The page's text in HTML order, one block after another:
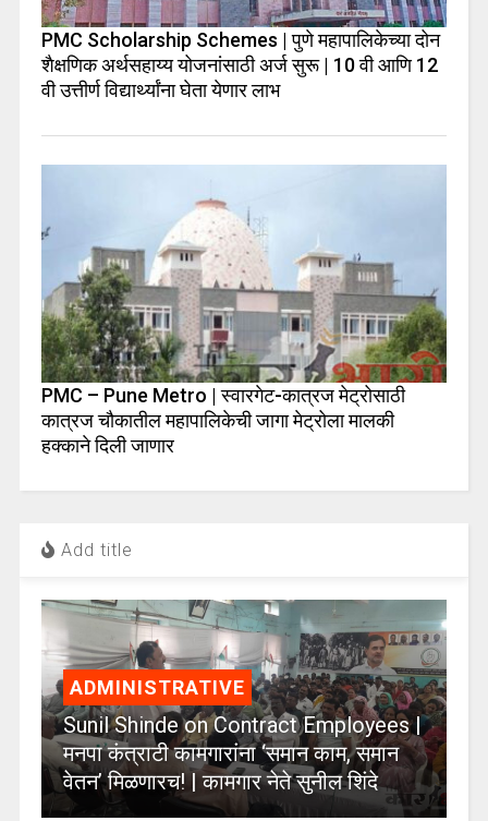
PMC Scholarship Schemes | पुणे महापालिकेच्या दोन
शैक्षणिक अर्थसहाय्य योजनांसाठी अर्ज सुरू | 10 वी आणि 12
वी उत्तीर्ण विद्यार्थ्यांना घेता येणार लाभ
PMC – Pune Metro | स्वारगेट-कात्रज मेट्रोसाठी
कात्रज चौकातील महापालिकेची जागा मेट्रोला मालकी
हक्काने दिली जाणार
Add title
ADMINISTRATIVE
Sunil Shinde on Contract Employees |
मनपा कंत्राटी कामगारांना ‘समान काम, समान
वेतन’ मिळणारच! | कामगार नेते सुनील शिंदे